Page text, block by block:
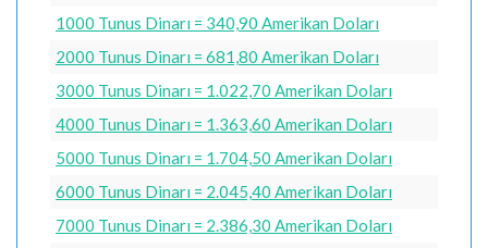
1000 Tunus Dinarı = 340,90 Amerikan Doları
2000 Tunus Dinarı = 681,80 Amerikan Doları
3000 Tunus Dinarı = 1.022,70 Amerikan Doları
4000 Tunus Dinarı = 1.363,60 Amerikan Doları
5000 Tunus Dinarı = 1.704,50 Amerikan Doları
6000 Tunus Dinarı = 2.045,40 Amerikan Doları
7000 Tunus Dinarı = 2.386,30 Amerikan Doları